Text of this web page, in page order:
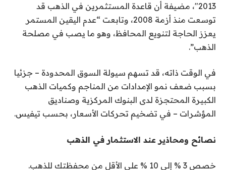
2013″، مضيفة أن قاعدة المستثمرين في الذهب قد
توسعت منذ أزمة 2008، وتابعت “عدم اليقين المستمر
يعزز الحاجة لتنويع المحافظ، وهو ما يصب في مصلحة
الذهب”.
في الوقت ذاته، قد تسهم سيولة السوق المحدودة – جزئيا
بسبب ضعف نمو الإمدادات من المناجم وكميات الذهب
الكبيرة المحتجزة لدى البنوك المركزية وصناديق
المؤشرات – في تضخيم تحركات الأسعار، بحسب تيفيس.
نصائح ومحاذير عند الاستثمار في الذهب
خصص 3 % إلى 10 % على الأقل من محفظتك للذهب.